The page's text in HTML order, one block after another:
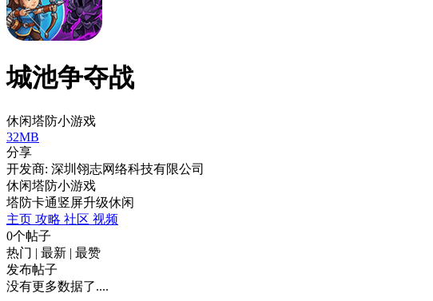
城池争夺战
休闲塔防小游戏
32MB
分享
开发商: 深圳翎志网络科技有限公司
休闲塔防小游戏
塔防卡通竖屏升级休闲
主页 攻略 社区 视频
0个帖子
热门 | 最新 | 最赞
发布帖子
没有更多数据了....